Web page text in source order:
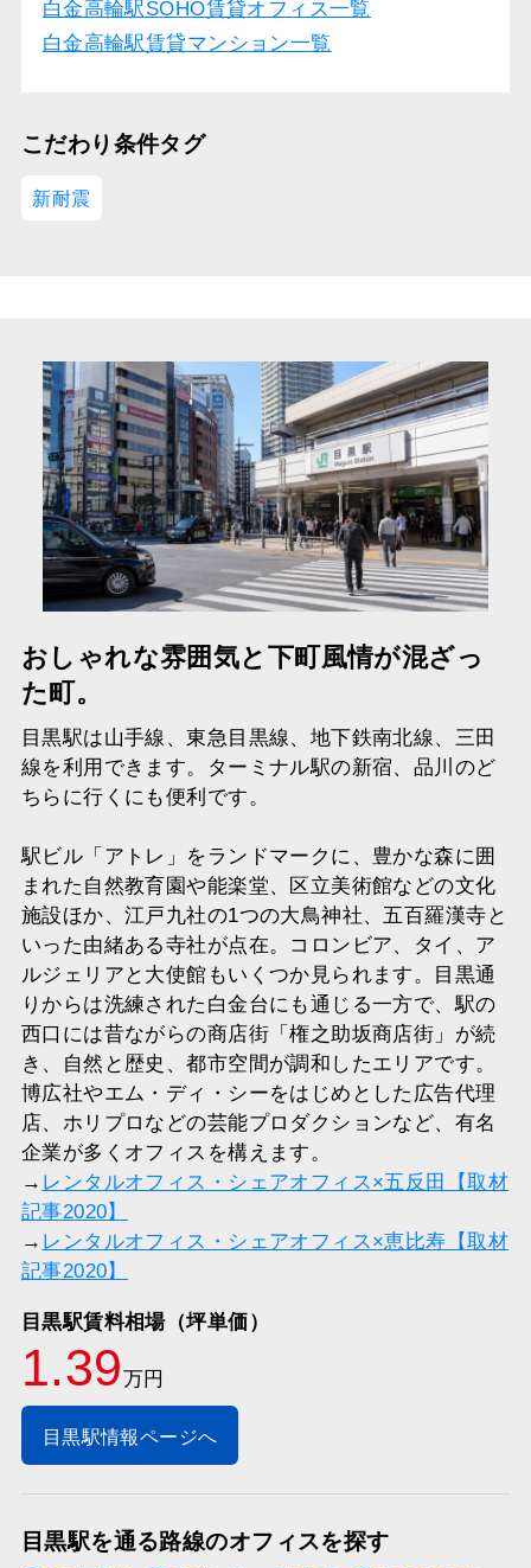
白金高輪駅SOHO賃貸オフィス一覧
白金高輪駅賃貸マンション一覧
こだわり条件タグ
新耐震
おしゃれな雰囲気と下町風情が混ざっ
た町。
目黒駅は山手線、東急目黒線、地下鉄南北線、三田
線を利用できます。ターミナル駅の新宿、品川のど
ちらに行くにも便利です。
駅ビル「アトレ」をランドマークに、豊かな森に囲
まれた自然教育園や能楽堂、区立美術館などの文化
施設ほか、江戸九社の1つの大鳥神社、五百羅漢寺と
いった由緒ある寺社が点在。コロンビア、タイ、ア
ルジェリアと大使館もいくつか見られます。目黒通
りからは洗練された白金台にも通じる一方で、駅の
西口には昔ながらの商店街「権之助坂商店街」が続
き、自然と歴史、都市空間が調和したエリアです。
博広社やエム・ディ・シーをはじめとした広告代理
店、ホリプロなどの芸能プロダクションなど、有名
企業が多くオフィスを構えます。
→ レンタルオフィス・シェアオフィス×五反田【取材
記事2020】
→ レンタルオフィス・シェアオフィス×恵比寿【取材
記事2020】
目黒駅賃料相場（坪単価）
1.39万円
目黒駅情報ページへ
目黒駅を通る路線のオフィスを探す